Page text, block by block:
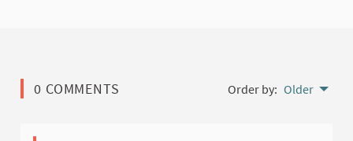
0 COMMENTS Order by: Older